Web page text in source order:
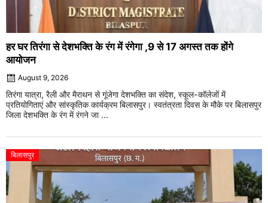
हर घर तिरंगा से देशभक्ति के रंग में रंगेगा ,9 से 17 अगस्त तक होंगे
आयोजन
August 9, 2026
तिरंगा यात्रा, रैली और मैराथन से गूंजेगा देशभक्ति का संदेश, स्कूल-कॉलेजों में
प्रतियोगिताएं और सांस्कृतिक कार्यक्रम बिलासपुर। स्वतंत्रता दिवस के मौके पर बिलासपुर
जिला देशभक्ति के रंग में रंगने जा ...
बिलासपुर